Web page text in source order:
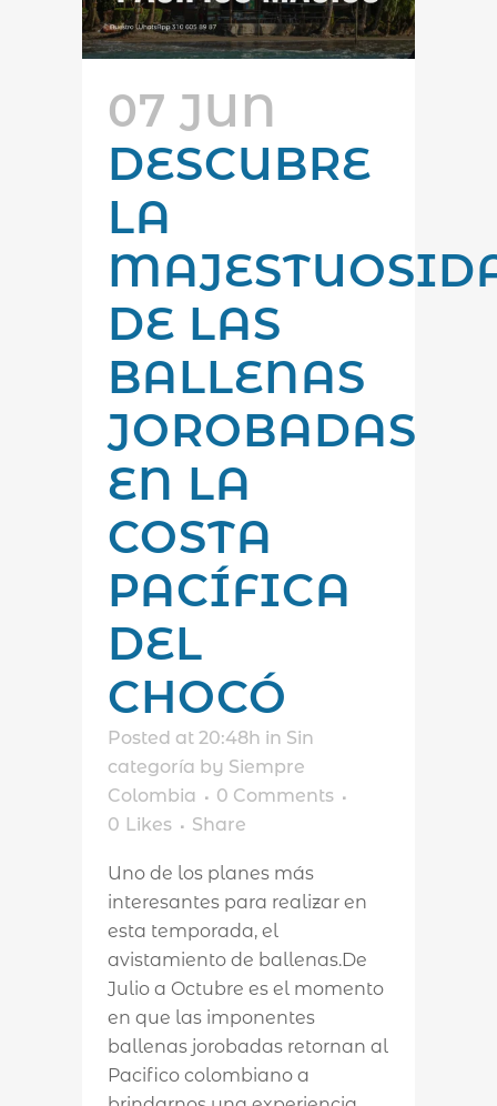
07 JUN
DESCUBRE
LA
DE LAS
BALLENAS
JOROBADAS
EN LA
COSTA
PACÍFICA
DEL
CHOCÓ
Posted at 20:48h in Sin
categoría by Siempre
Colombia
0 Comments
0 Likes Share
Uno de los planes más
interesantes para realizar en
esta temporada, el
avistamiento de ballenas.De
Julio a Octubre es el momento
en que las imponentes
ballenas jorobadas retornan al
Pacifico colombiano a